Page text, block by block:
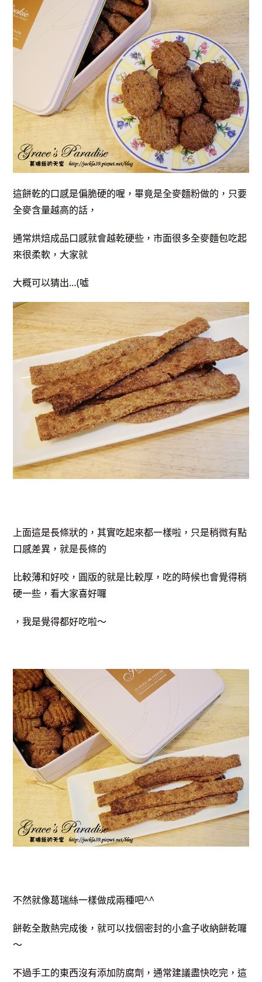
這餅乾的口感是偏脆硬的喔，畢竟是全麥麵粉做的，只要
全麥含量越高的話，
通常烘焙成品口感就會越乾硬些，市面很多全麥麵包吃起
來很柔軟，大家就
大概可以猜出…(噓
上面這是長條狀的，其實吃起來都一樣啦，只是稍微有點
口感差異，就是長條的
比較薄和好咬，圓版的就是比較厚，吃的時候也會覺得稍
硬一些，看大家喜好囉
，我是覺得都好吃啦～
不然就像葛瑞絲一樣做成兩種吧^^
餅乾全散熱完成後，就可以找個密封的小盒子收納餅乾囉
～
不過手工的東西沒有添加防腐劑，通常建議盡快吃完，這